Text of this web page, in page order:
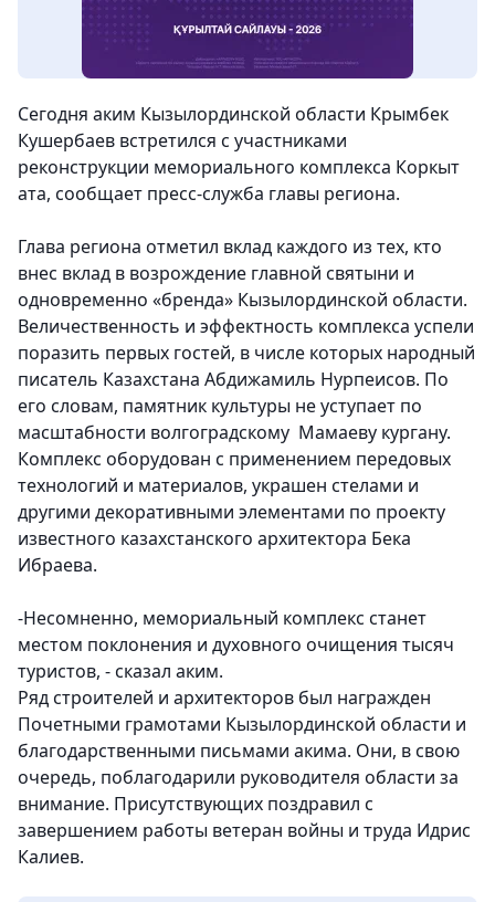
Сегодня аким Кызылординской области Крымбек
Кушербаев встретился с участниками
реконструкции мемориального комплекса Коркыт
ата, сообщает пресс-служба главы региона.
Глава региона отметил вклад каждого из тех, кто
внес вклад в возрождение главной святыни и
одновременно «бренда» Кызылординской области.
Величественность и эффектность комплекса успели
поразить первых гостей, в числе которых народный
писатель Казахстана Абдижамиль Нурпеисов. По
его словам, памятник культуры не уступает по
масштабности волгоградскому Мамаеву кургану.
Комплекс оборудован с применением передовых
технологий и материалов, украшен стелами и
другими декоративными элементами по проекту
известного казахстанского архитектора Бека
Ибраева.
-Несомненно, мемориальный комплекс станет
местом поклонения и духовного очищения тысяч
туристов, - сказал аким.
Ряд строителей и архитекторов был награжден
Почетными грамотами Кызылординской области и
благодарственными письмами акима. Они, в свою
очередь, поблагодарили руководителя области за
внимание. Присутствующих поздравил с
завершением работы ветеран войны и труда Идрис
Калиев.